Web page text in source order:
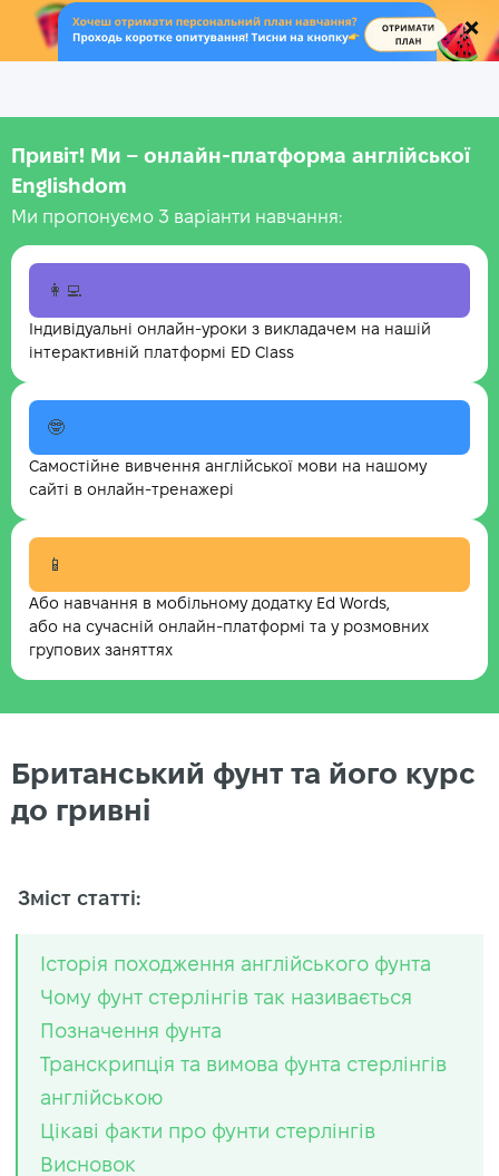
.
Привіт! Ми – онлайн-платформа англійської
Englishdom
Ми пропонуємо 3 варіанти навчання:
👩‍💻
Індивідуальні онлайн-уроки з викладачем на нашій
інтерактивній платформі ED Class
🤓
Самостійне вивчення англійської мови на нашому
сайті в онлайн-тренажері
📱
Або навчання в мобільному додатку Ed Words,
або на сучасній онлайн-платформі та у розмовних
групових заняттях
Британський фунт та його курс
до гривні
Зміст статті:
Історія походження англійського фунта
Чому фунт стерлінгів так називається
Позначення фунта
Транскрипція та вимова фунта стерлінгів
англійською
Цікаві факти про фунти стерлінгів
Висновок